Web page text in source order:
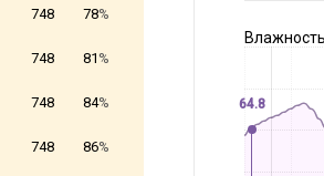
748 78%
748 81 %
748 84%
748 86%
64.8